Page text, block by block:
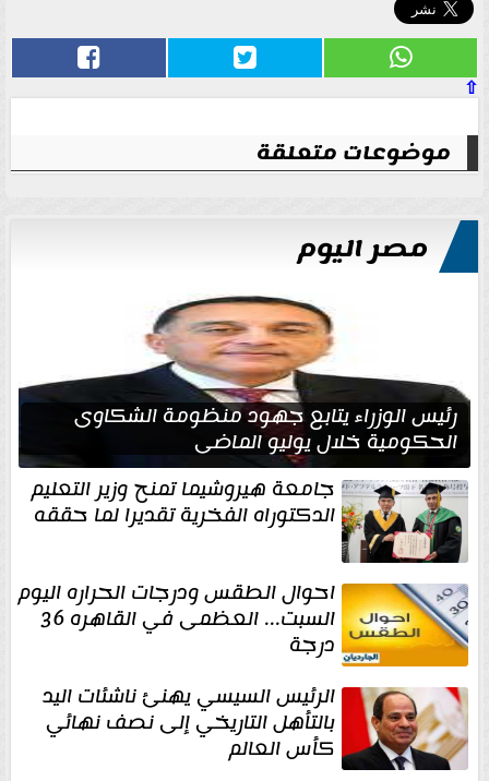
⇧
موضوعات متعلقة
مصر اليوم
رئيس الوزراء يتابع جهود منظومة الشكاوى
الحكومية خلال يوليو الماضي
جامعة هيروشيما تمنح وزير التعليم
الدكتوراه الفخرية تقديرا لما حققه
احوال الطقس ودرجات الحراره اليوم
السبت... العظمى في القاهره 36
درجة
الرئيس السيسي يهنئ ناشئات اليد
بالتأهل التاريخي إلى نصف نهائي
كأس العالم